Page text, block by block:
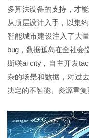
多算法设备的支持，才
从顶层设计入手，以集
智能城市建设注入了大
bug，数据孤岛在全社会
斯联ai city，自主开发
杂的场景和数据，对过
决定的不智能、资源重